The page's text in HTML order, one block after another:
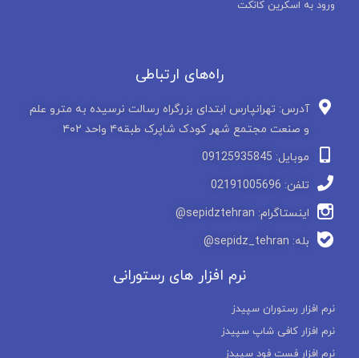
ورود به اسکرین کانکت
راه‌های ارتباطی
آدرس: تهرانپارس ابتدای بزرگراه رسالت نرسیده به مترو علم
و صنعت مجتمع شهر کودک شاپرک طبقه۴ واحد ۴۰۲
موبایل: 09125935845
تلفن: 02191005696
اینستاگرام: sepidztehran@
بله: sepidz_tehran@
نرم افزار های رستورانی
نرم افزار رستوران سپیدز
نرم افزار کافی شاپ سپیدز
نرم افزار فست فود سپیدز